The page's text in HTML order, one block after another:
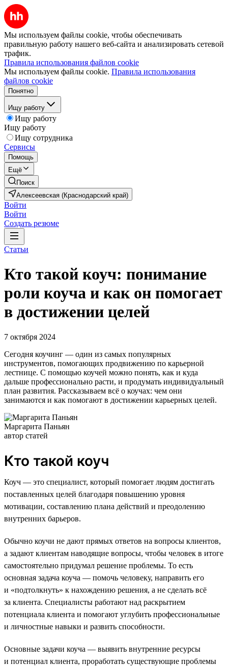
Мы используем файлы cookie, чтобы обеспечивать
правильную работу нашего веб-сайта и анализировать сетевой
трафик.
Правила использования файлов cookie
Мы используем файлы cookie. Правила использования
файлов cookie
Понятно
Ищу работу
Ищу работу
Ищу работу
Ищу сотрудника
Сервисы
Помощь
Ещё
Поиск
Алексеевская (Краснодарский край)
Войти
Войти
Создать резюме
Статьи
Кто такой коуч: понимание
роли коуча и как он помогает
в достижении целей
7 октября 2024
Сегодня коучинг — один из самых популярных
инструментов, помогающих продвижению по карьерной
лестнице. С помощью коучей можно понять, как и куда
дальше профессионально расти, и продумать индивидуальный
план развития. Рассказываем всё о коучах: чем они
занимаются и как помогают в достижении карьерных целей.
Маргарита Паньян
автор статей
Кто такой коуч
Коуч — это специалист, который помогает людям достигать
поставленных целей благодаря повышению уровня
мотивации, составлению плана действий и преодолению
внутренних барьеров.
Обычно коучи не дают прямых ответов на вопросы клиентов,
а задают клиентам наводящие вопросы, чтобы человек в итоге
самостоятельно придумал решение проблемы. То есть
основная задача коуча — помочь человеку, направить его
и «подтолкнуть» к нахождению решения, а не сделать всё
за клиента. Специалисты работают над раскрытием
потенциала клиента и помогают углубить профессиональные
и личностные навыки и развить способности.
Основные задачи коуча — выявить внутренние ресурсы
и потенциал клиента, проработать существующие проблемы